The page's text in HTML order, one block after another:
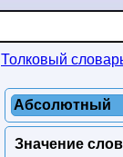
Толковый
Абсолютный
Значение